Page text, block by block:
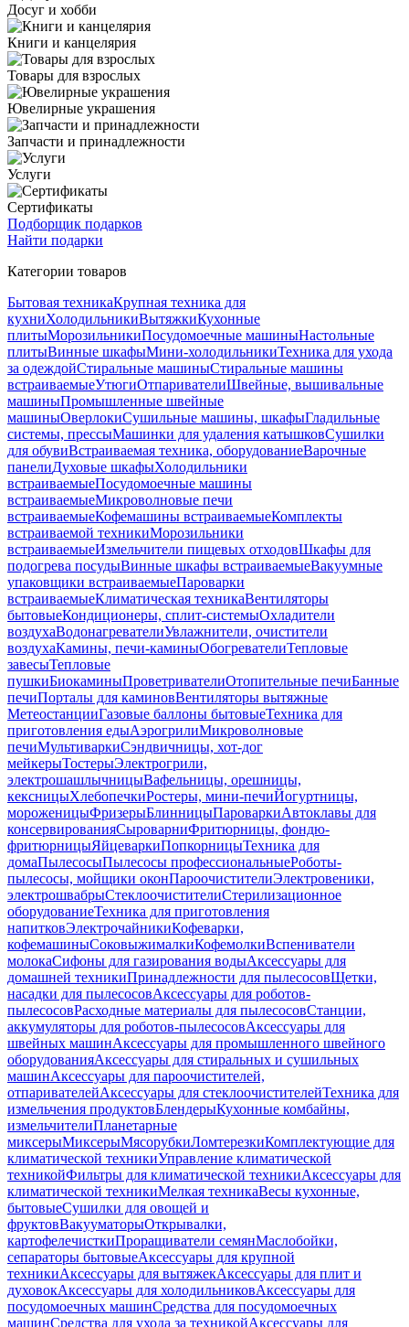
Досуг и хобби
Книги и канцелярия
Товары для взрослых
Ювелирные украшения
Запчасти и принадлежности
Услуги
Сертификаты
Подборщик подарков
Найти подарки
Категории товаров
Бытовая техникаКрупная техника для
кухниХолодильникиВытяжкиКухонные
плитыМорозильникиПосудомоечные машиныНастольные
плитыВинные шкафыМини-холодильникиТехника для ухода
за одеждойСтиральные машиныСтиральные машины
встраиваемыеУтюгиОтпаривателиШвейные, вышивальные
машиныПромышленные швейные
машиныОверлокиСушильные машины, шкафыГладильные
системы, прессыМашинки для удаления катышковСушилки
для обувиВстраиваемая техника, оборудованиеВарочные
панелиДуховые шкафыХолодильники
встраиваемыеПосудомоечные машины
встраиваемыеМикроволновые печи
встраиваемыеКофемашины встраиваемыеКомплекты
встраиваемой техникиМорозильники
встраиваемыеИзмельчители пищевых отходовШкафы для
подогрева посудыВинные шкафы встраиваемыеВакуумные
упаковщики встраиваемыеПароварки
встраиваемыеКлиматическая техникаВентиляторы
бытовыеКондиционеры, сплит-системыОхладители
воздухаВодонагревателиУвлажнители, очистители
воздухаКамины, печи-каминыОбогревателиТепловые
завесыТепловые
пушкиБиокаминыПроветривателиОтопительные печиБанные
печиПорталы для каминовВентиляторы вытяжные
МетеостанцииГазовые баллоны бытовыеТехника для
приготовления едыАэрогрилиМикроволновые
печиМультиваркиСэндвичницы, хот-дог
мейкерыТостерыЭлектрогрили,
электрошашлычницыВафельницы, орешницы,
кексницыХлебопечкиРостеры, мини-печиЙогуртницы,
мороженицыФризерыБлинницыПароваркиАвтоклавы для
консервированияСыроварниФритюрницы, фондю-
фритюрницыЯйцеваркиПопкорницыТехника для
домаПылесосыПылесосы профессиональныеРоботы-
пылесосы, мойщики оконПароочистителиЭлектровеники,
электрошвабрыСтеклоочистителиСтерилизационное
оборудованиеТехника для приготовления
напитковЭлектрочайникиКофеварки,
кофемашиныСоковыжималкиКофемолкиВспениватели
молокаСифоны для газирования водыАксессуары для
домашней техникиПринадлежности для пылесосовЩетки,
насадки для пылесосовАксессуары для роботов-
пылесосовРасходные материалы для пылесосовСтанции,
аккумуляторы для роботов-пылесосовАксессуары для
швейных машинАксессуары для промышленного швейного
оборудованияАксессуары для стиральных и сушильных
машинАксессуары для пароочистителей,
отпаривателейАксессуары для стеклоочистителейТехника для
измельчения продуктовБлендерыКухонные комбайны,
измельчителиПланетарные
миксерыМиксерыМясорубкиЛомтерезкиКомплектующие для
климатической техникиУправление климатической
техникойФильтры для климатической техникиАксессуары для
климатической техникиМелкая техникаВесы кухонные,
бытовыеСушилки для овощей и
фруктовВакууматорыОткрывалки,
картофелечисткиПроращиватели семянМаслобойки,
сепараторы бытовыеАксессуары для крупной
техникиАксессуары для вытяжекАксессуары для плит и
духовокАксессуары для холодильниковАксессуары для
посудомоечных машинСредства для посудомоечных
машинСредства для ухода за техникойАксессуары для